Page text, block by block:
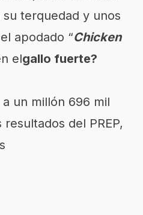
terquedad y unos
apodado “Chicken
elgallo fuerte?
un millón 696 mil
del PREP,